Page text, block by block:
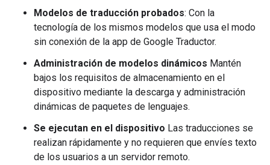
Modelos de traducción probados: Con la
tecnología de los mismos modelos que usa el modo
sin conexión de la app de Google Traductor.
Administración de modelos dinámicos Mantén
bajos los requisitos de almacenamiento en el
dispositivo mediante la descarga y administración
dinámicas de paquetes de lenguajes.
Se ejecutan en el dispositivo Las traducciones se
realizan rápidamente y no requieren que envíes texto
de los usuarios a un servidor remoto.